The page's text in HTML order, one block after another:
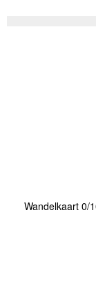
Wandelkaart 0/